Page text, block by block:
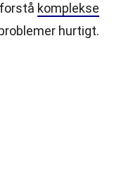
komplekse
hurtigt.